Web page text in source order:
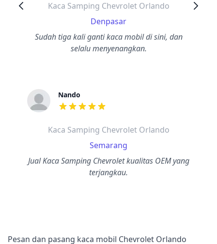
Kaca Samping Chevrolet Orlando
Denpasar
Sudah tiga kali ganti kaca mobil di sini, dan
selalu menyenangkan.
Nando
dari ulasan adalah bintang lima
Kaca Samping Chevrolet Orlando
Semarang
Jual Kaca Samping Chevrolet kualitas OEM yang
terjangkau.
Pesan dan pasang kaca mobil Chevrolet Orlando